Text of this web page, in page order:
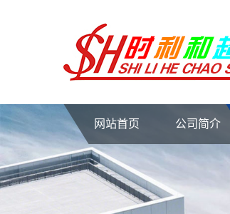
网站首页 公司简介